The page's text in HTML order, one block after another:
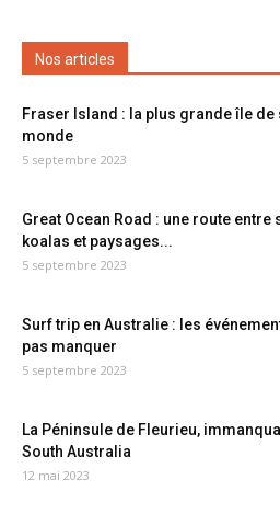
Nos articles
Fraser Island : la plus grande île de
monde
5 septembre 2023
Great Ocean Road : une route entre
koalas et paysages...
5 septembre 2023
Surf trip en Australie : les
pas manquer
5 septembre 2023
La Péninsule de Fleurieu,
South Australia
12 mai 2023